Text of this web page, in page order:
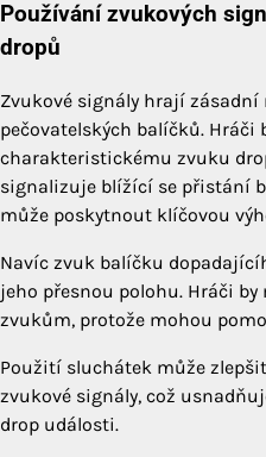
Používání zvukových
dropů
Zvukové signály hrají
pečovatelských balíčků. Hráči
charakteristickému zvuku
signalizuje blížící se přistání
může poskytnout klíčovou
Navíc zvuk balíčku
jeho přesnou polohu. Hráči
zvukům, protože mohou
Použití sluchátek může
zvukové signály, což
drop události.